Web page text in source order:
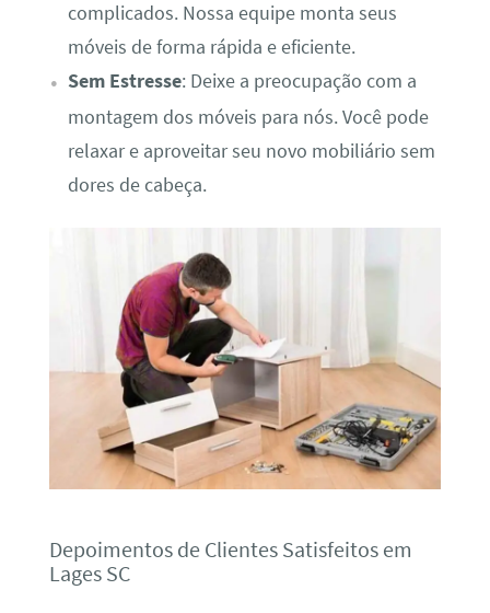
complicados. Nossa equipe monta seus
móveis de forma rápida e eficiente.
Sem Estresse: Deixe a preocupação com a
montagem dos móveis para nós. Você pode
relaxar e aproveitar seu novo mobiliário sem
dores de cabeça.
Depoimentos de Clientes Satisfeitos em
Lages SC